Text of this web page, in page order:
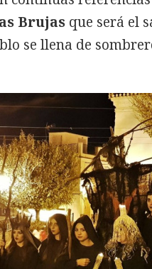
Brujas que será el
se llena de